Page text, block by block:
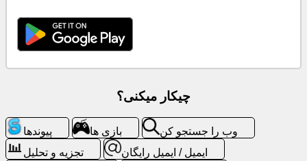
ChatGPT
ویکی
بازی
ها
چیکار میکنی؟
پیوندها بازی ها
وب را جستجو کن
تجزیه و تحلیل
ایمیل / ایمیل رایگان